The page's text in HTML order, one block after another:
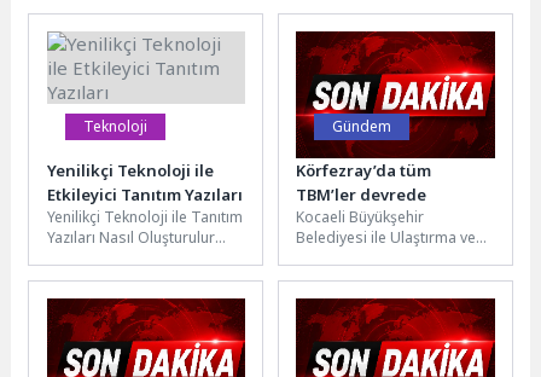
arttıYD-ÜFE 2026 yılı Mart...
Çocuk Mektebi, çocukları
manevi değerlere...
Teknoloji
Yenilikçi Teknoloji ile
Etkileyici Tanıtım Yazıları
Yenilikçi Teknoloji ile Tanıtım
Yazıları Nasıl Oluşturulur
yazılarını oluştururken
önemli bir rol...
Gündem
Körfezray’da tüm
TBM’ler devrede
Kocaeli Büyükşehir
Belediyesi ile Ulaştırma ve
yürütülen Körfezray Metro
Projesi gün...